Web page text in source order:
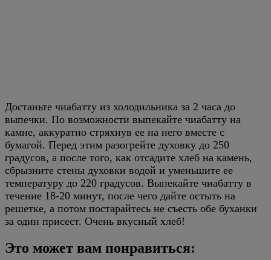
Достаньте чиабатту из холодильника за 2 часа до
выпечки. По возможности выпекайте чиабатту на
камне, аккуратно стряхнув ее на него вместе с
бумагой. Перед этим разогрейте духовку до 250
градусов, а после того, как отсадите хлеб на камень,
сбрызните стены духовки водой и уменьшите ее
температуру до 220 градусов. Выпекайте чиабатту в
течение 18-20 минут, после чего дайте остыть на
решетке, а потом постарайтесь не съесть обе буханки
за один присест. Очень вкусный хлеб!
Это может вам понравиться: